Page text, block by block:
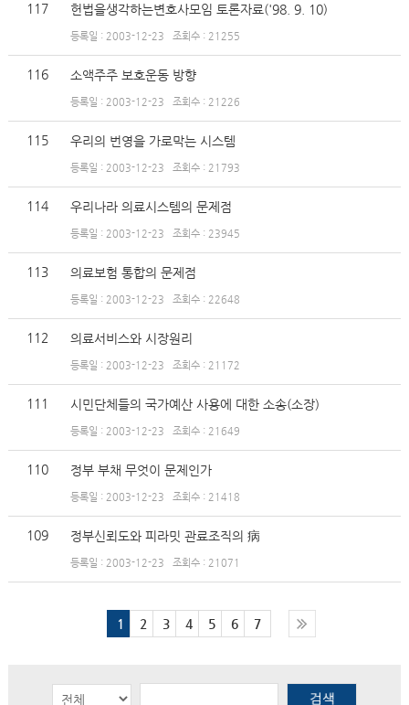
117 헌법을생각하는변호사모임 토론자료('98. 9. 10)
등록일 : 2003-12-23 조회수 : 21255
116 소액주주 보호운동 방향
등록일 : 2003-12-23 조회수 : 21226
115 우리의 번영을 가로막는 시스템
등록일 : 2003-12-23 조회수 : 21793
114 우리나라 의료시스템의 문제점
등록일 : 2003-12-23 조회수 : 23945
113 의료보험 통합의 문제점
등록일 : 2003-12-23 조회수 : 22648
112 의료서비스와 시장원리
등록일 : 2003-12-23 조회수 : 21172
111 시민단체들의 국가예산 사용에 대한 소송(소장)
등록일 : 2003-12-23 조회수 : 21649
110 정부 부채 무엇이 문제인가
등록일 : 2003-12-23 조회수 : 21418
109 정부신뢰도와 피라밋 관료조직의 病
등록일 : 2003-12-23 조회수 : 21071
1 2 3 4 5 6 7